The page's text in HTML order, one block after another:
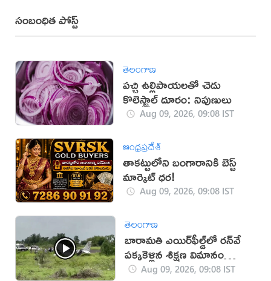
సంబంధిత పోస్ట్
తెలంగాణ
పచ్చి ఉల్లిపాయలతో చెడు
కొలెస్ట్రాల్ దూరం: నిపుణులు
Aug 09, 2026, 09:08 IST
ఆంధ్రప్రదేశ్
తాకట్టులోని బంగారానికి బెస్ట్
మార్కెట్ ధర!
Aug 09, 2026, 09:08 IST
తెలంగాణ
బారామతి ఎయిర్‌ఫీల్డ్‌లో రన్‌వే
పక్కకెళ్లిన శిక్షణ విమానం
(వీడియో)
Aug 09, 2026, 09:08 IST